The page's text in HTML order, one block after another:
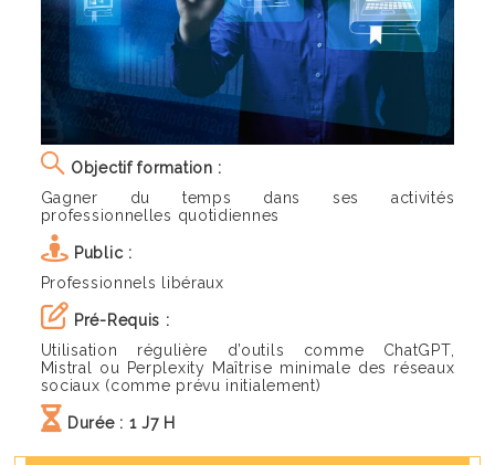
Objectif formation :
Gagner du temps dans ses activités
professionnelles quotidiennes
Public :
Professionnels libéraux
Pré-Requis :
Utilisation régulière d’outils comme ChatGPT,
Mistral ou Perplexity Maîtrise minimale des réseaux
sociaux (comme prévu initialement)
Durée : 1 J7 H